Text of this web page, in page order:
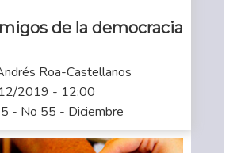
de la democracia
Roa-Castellanos
2019 - 12:00
- No 55 - Diciembre